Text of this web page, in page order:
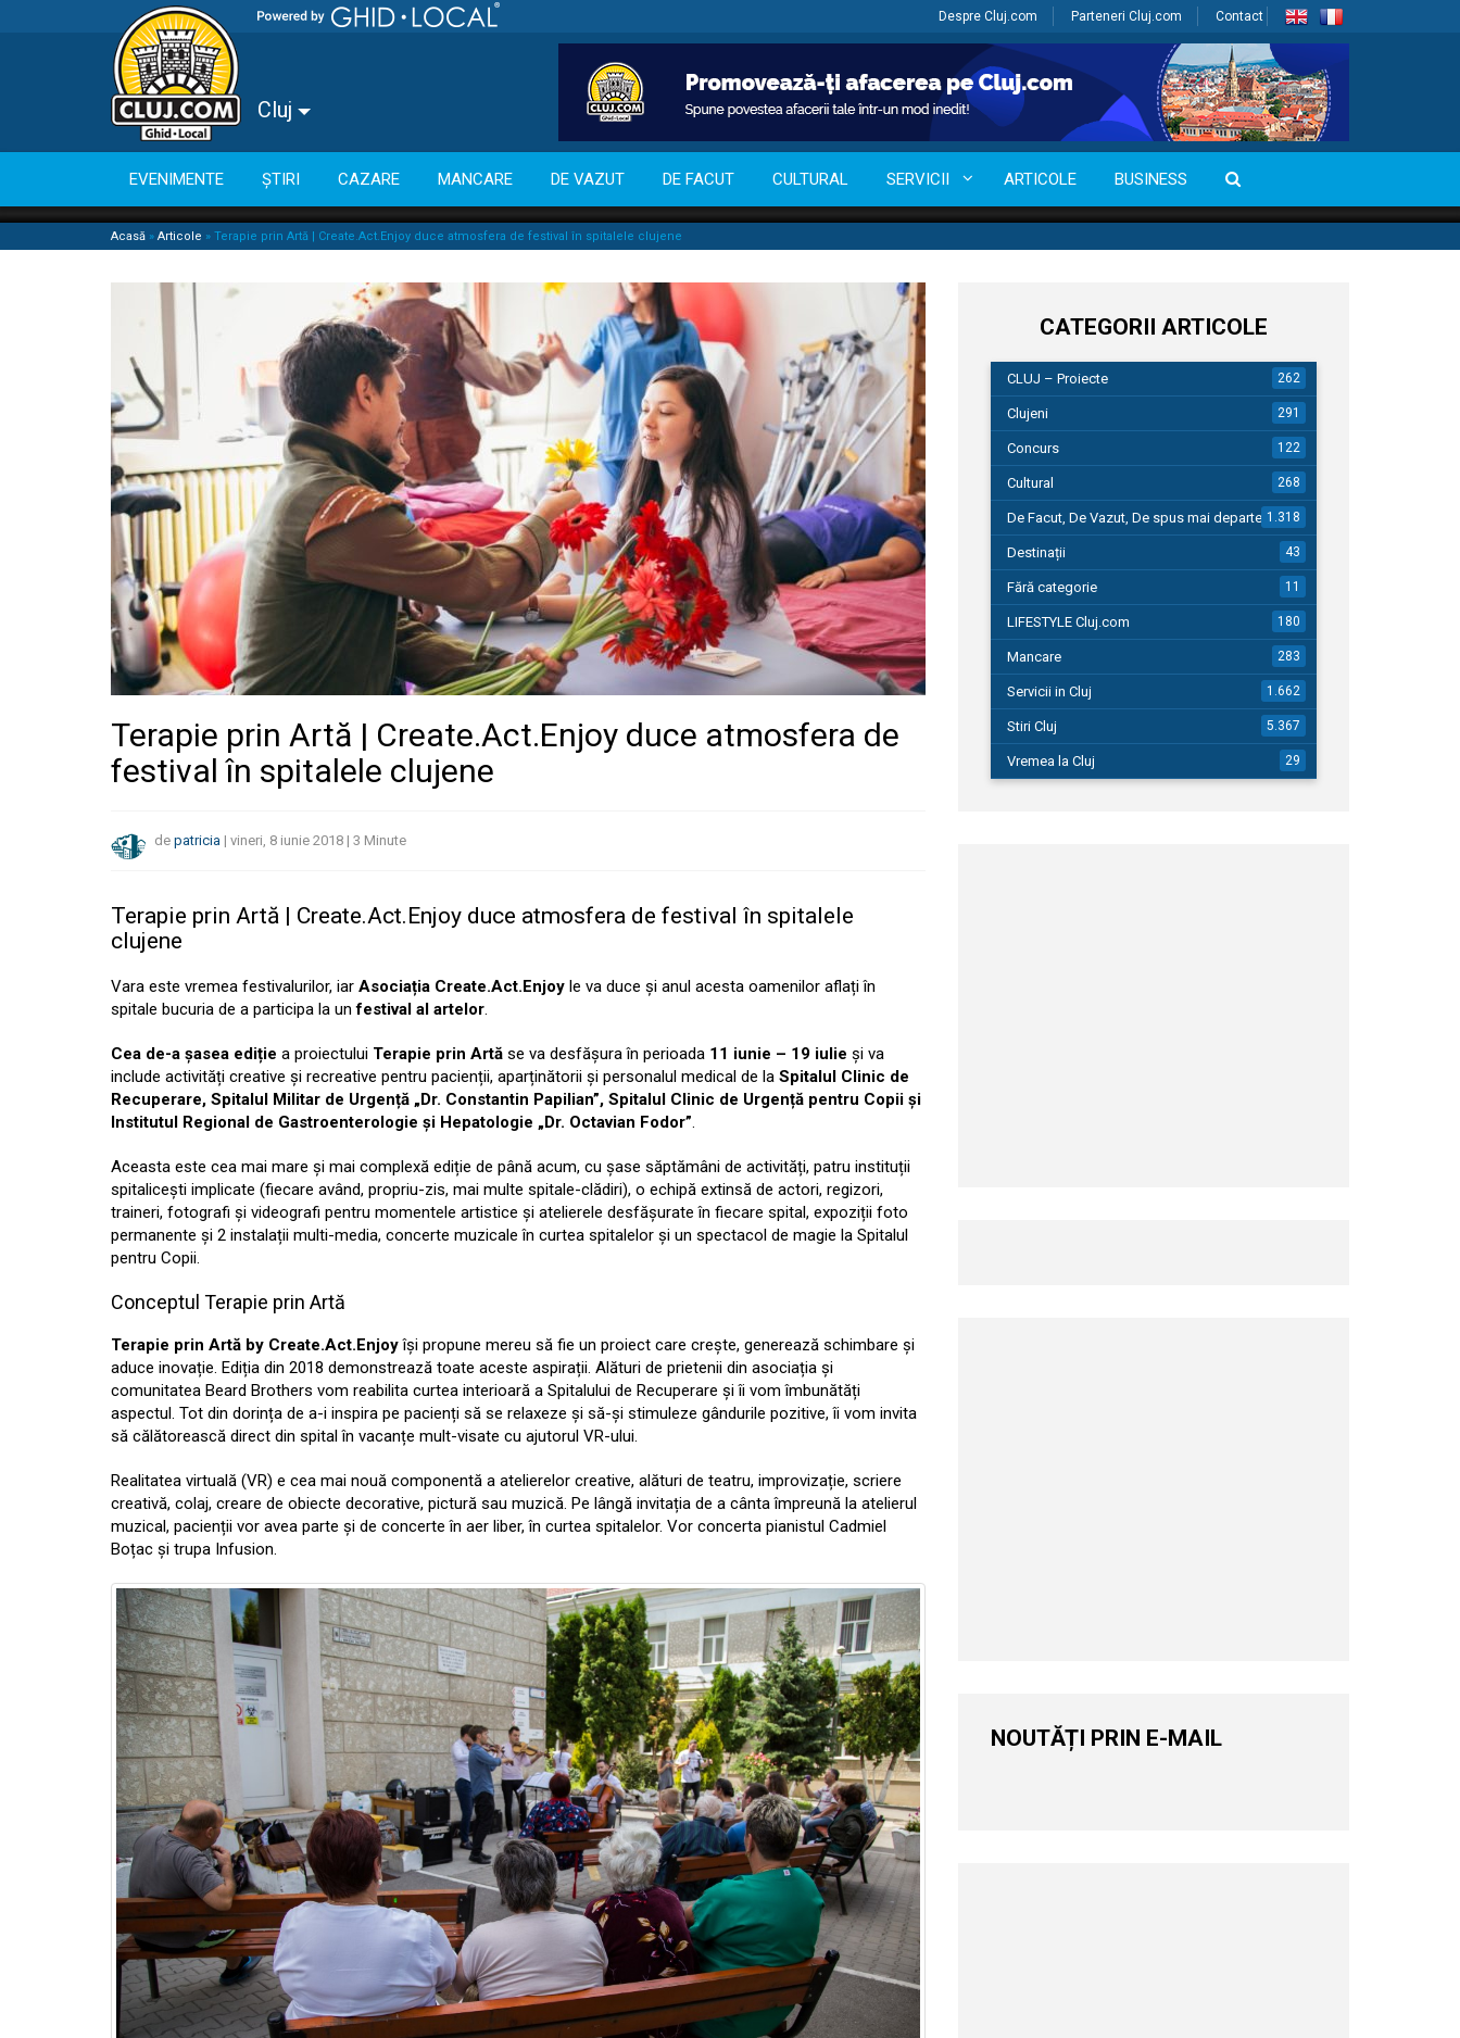
Despre Cluj.com Parteneri Cluj.com Contact
Cluj
EVENIMENTE ȘTIRI CAZARE MANCARE DE VAZUT DE FACUT CULTURAL SERVICII ARTICOLE BUSINESS
Acasă » Articole » Terapie prin Artă | Create.Act.Enjoy duce atmosfera de festival în spitalele clujene
Terapie prin Artă | Create.Act.Enjoy duce atmosfera de
festival în spitalele clujene
de patricia | vineri, 8 iunie 2018 | 3 Minute
Terapie prin Artă | Create.Act.Enjoy duce atmosfera de festival în spitalele
clujene
Vara este vremea festivalurilor, iar Asociația Create.Act.Enjoy le va duce și anul acesta oamenilor aflați în
spitale bucuria de a participa la un festival al artelor.
Cea de-a șasea ediție a proiectului Terapie prin Artă se va desfășura în perioada 11 iunie – 19 iulie și va
include activități creative și recreative pentru pacienții, aparținătorii și personalul medical de la Spitalul Clinic de
Recuperare, Spitalul Militar de Urgență „Dr. Constantin Papilian”, Spitalul Clinic de Urgență pentru Copii și
Institutul Regional de Gastroenterologie și Hepatologie „Dr. Octavian Fodor”.
Aceasta este cea mai mare și mai complexă ediție de până acum, cu șase săptămâni de activități, patru instituții
spitalicești implicate (fiecare având, propriu-zis, mai multe spitale-clădiri), o echipă extinsă de actori, regizori,
traineri, fotografi și videografi pentru momentele artistice și atelierele desfășurate în fiecare spital, expoziții foto
permanente și 2 instalații multi-media, concerte muzicale în curtea spitalelor și un spectacol de magie la Spitalul
pentru Copii.
Conceptul Terapie prin Artă
Terapie prin Artă by Create.Act.Enjoyîși propune mereu să fie un proiect care crește, generează schimbare și
aduce inovație. Ediția din 2018 demonstrează toate aceste aspirații. Alături de prietenii din asociația și
comunitatea Beard Brothers vom reabilita curtea interioară a Spitalului de Recuperare și îi vom îmbunătăți
aspectul. Tot din dorința de a-i inspira pe pacienți să se relaxeze și să-și stimuleze gândurile pozitive, îi vom invita
să călătorească direct din spital în vacanțe mult-visate cu ajutorul VR-ului.
Realitatea virtuală (VR) e cea mai nouă componentă a atelierelor creative, alături de teatru, improvizație, scriere
creativă, colaj, creare de obiecte decorative, pictură sau muzică. Pe lângă invitația de a cânta împreună la atelierul
muzical, pacienții vor avea parte și de concerte în aer liber, în curtea spitalelor. Vor concerta pianistul Cadmiel
Boțac și trupa Infusion.
CATEGORII ARTICOLE
CLUJ – Proiecte 262
Clujeni 291
Concurs 122
Cultural 268
De Facut, De Vazut, De spus mai departe…1.318
Destinații 43
Fără categorie 11
LIFESTYLE Cluj.com 180
Mancare 283
Servicii in Cluj 1.662
Stiri Cluj 5.367
Vremea la Cluj 29
NOUTĂȚI PRIN E-MAIL